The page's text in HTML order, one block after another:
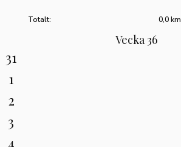
Totalt: 0,0 km
Vecka 36
31
1
2
3
4